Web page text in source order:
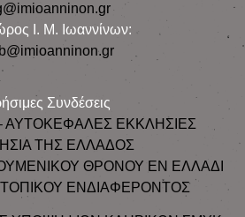
Ι. Μ. Ιωαννίνων:
Συνδέσεις
ΑΥΤΟΚΕΦΑΛΕΣ ΕΚΚΛΗΣΙΕΣ
ΤΗΣ ΕΛΛΑΔΟΣ
ΘΡΟΝΟΥ ΕΝ ΕΛΛΑΔΙ
ΤΟΠΙΚΟΥ ΕΝΔΙΑΦΕΡΟΝΤΟΣ